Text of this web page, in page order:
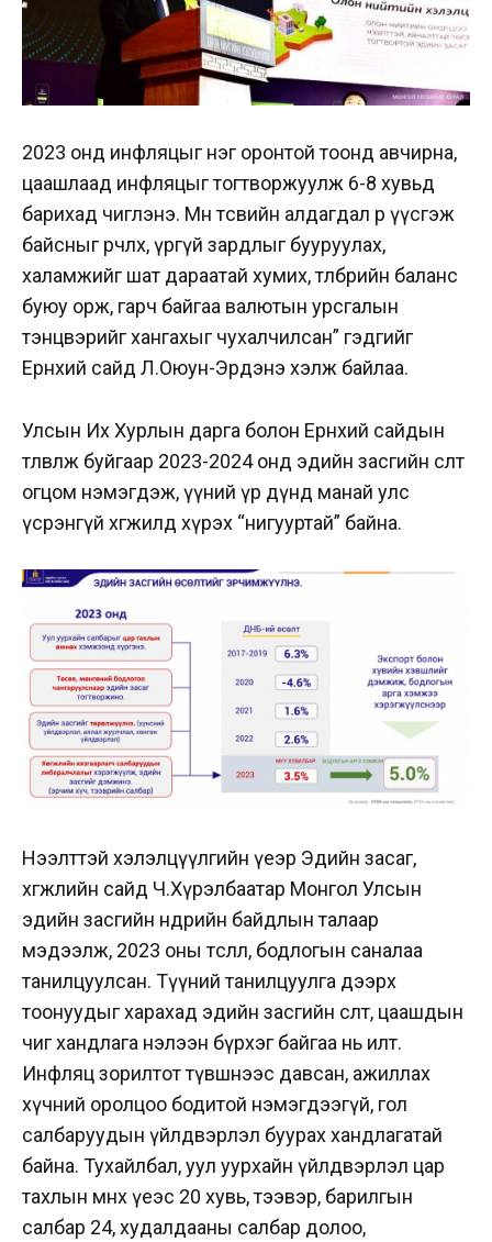
2023 онд инфляцыг нэг оронтой тоонд авчирна,
цаашлаад инфляцыг тогтворжуулж 6-8 хувьд
барихад чиглэнэ. Мөн төсвийн алдагдал өр үүсгэж
байсныг өөрчлөх, үргүй зардлыг бууруулах,
халамжийг шат дараатай хумих, төлбөрийн баланс
буюу орж, гарч байгаа валютын урсгалын
тэнцвэрийг хангахыг чухалчилсан” гэдгийг
Ерөнхий сайд Л.Оюун-Эрдэнэ хэлж байлаа.
Улсын Их Хурлын дарга болон Ерөнхий сайдын
төлөвлөж буйгаар 2023-2024 онд эдийн засгийн өсөлт
огцом нэмэгдэж, үүний үр дүнд манай улс
үсрэнгүй хөгжилд хүрэх “нигууртай” байна.
Нээлттэй хэлэлцүүлгийн үеэр Эдийн засаг,
хөгжлийн сайд Ч.Хүрэлбаатар Монгол Улсын
эдийн засгийн өнөөдрийн байдлын талаар
мэдээлж, 2023 оны төсөөлөл, бодлогын саналаа
танилцуулсан. Түүний танилцуулга дээрх
тоонуудыг харахад эдийн засгийн өсөлт, цаашдын
чиг хандлага нэлээн бүрхэг байгаа нь илт.
Инфляц зорилтот түвшнээс давсан, ажиллах
хүчний оролцоо бодитой нэмэгдээгүй, гол
салбаруудын үйлдвэрлэл буурах хандлагатай
байна. Тухайлбал, уул уурхайн үйлдвэрлэл цар
тахлын өмнөх үеэс 20 хувь, тээвэр, барилгын
салбар 24, худалдааны салбар долоо,